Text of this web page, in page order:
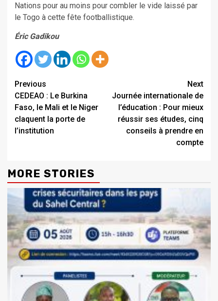
Nations pour au moins pour combler le vide laissé par
le Togo à cette fête footballistique.
Éric Gadikou
Continue
Reading
Previous
CEDEAO : Le Burkina
Faso, le Mali et le Niger
claquent la porte de
l’institution
Next
Journée internationale de
l’éducation : Pour mieux
réussir ses études, cinq
conseils à prendre en
compte
MORE STORIES